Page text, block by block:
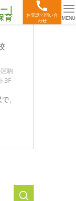
お電話で問い合
わせ
MENU
駒
3F
、